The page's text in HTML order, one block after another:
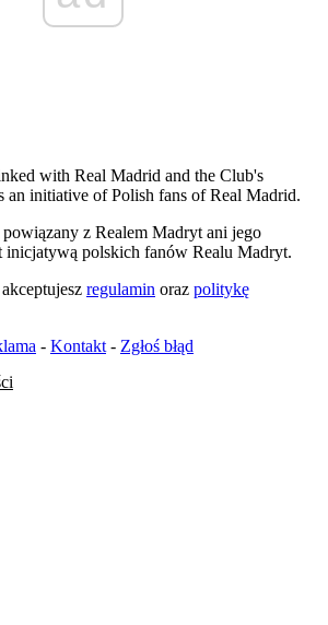
with Real Madrid and the Club's
an initiative of Polish fans of Real Madrid.
z Realem Madryt ani jego
inicjatywą polskich fanów Realu Madryt.
regulamin oraz politykę
- Kontakt - Zgłoś błąd